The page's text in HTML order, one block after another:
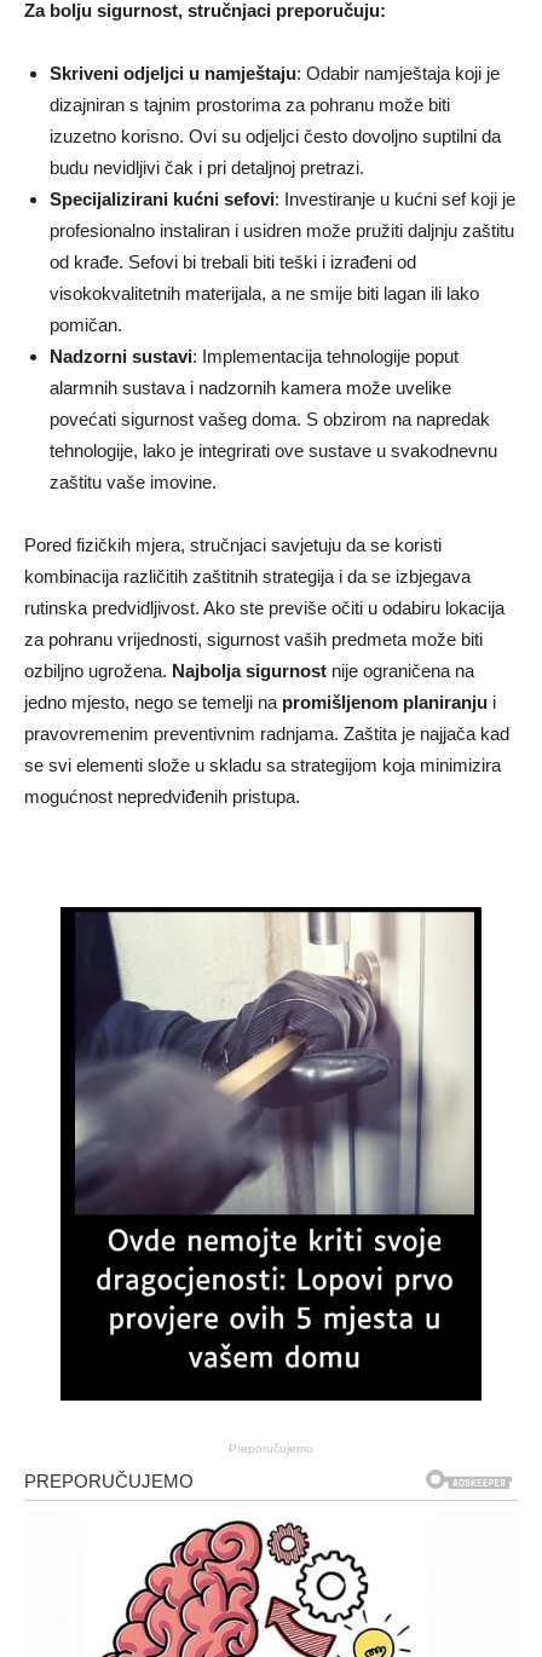
Za bolju sigurnost, stručnjaci preporučuju:
Skriveni odjeljci u namještaju: Odabir namještaja koji je
dizajniran s tajnim prostorima za pohranu može biti
izuzetno korisno. Ovi su odjeljci često dovoljno suptilni da
budu nevidljivi čak i pri detaljnoj pretrazi.
Specijalizirani kućni sefovi: Investiranje u kućni sef koji je
profesionalno instaliran i usidren može pružiti daljnju zaštitu
od krađe. Sefovi bi trebali biti teški i izrađeni od
visokokvalitetnih materijala, a ne smije biti lagan ili lako
pomičan.
Nadzorni sustavi: Implementacija tehnologije poput
alarmnih sustava i nadzornih kamera može uvelike
povećati sigurnost vašeg doma. S obzirom na napredak
tehnologije, lako je integrirati ove sustave u svakodnevnu
zaštitu vaše imovine.
Pored fizičkih mjera, stručnjaci savjetuju da se koristi
kombinacija različitih zaštitnih strategija i da se izbjegava
rutinska predvidljivost. Ako ste previše očiti u odabiru lokacija
za pohranu vrijednosti, sigurnost vaših predmeta može biti
ozbiljno ugrožena. Najbolja sigurnost nije ograničena na
jedno mjesto, nego se temelji na promišljenom planiranju i
pravovremenim preventivnim radnjama. Zaštita je najjača kad
se svi elementi slože u skladu sa strategijom koja minimizira
mogućnost nepredviđenih pristupa.
Preporučujemo